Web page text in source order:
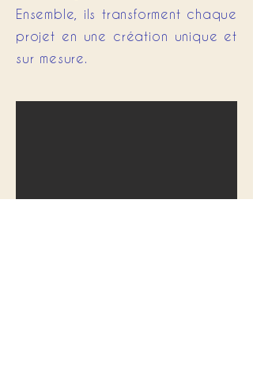
Ensemble, ils transforment chaque
projet en une création unique et
sur mesure.